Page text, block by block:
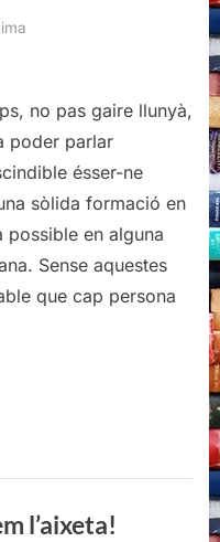
no pas gaire llunyà,
poder parlar
ésser-ne
sòlida formació en
possible en alguna
Sense aquestes
que cap persona
l’aixeta!